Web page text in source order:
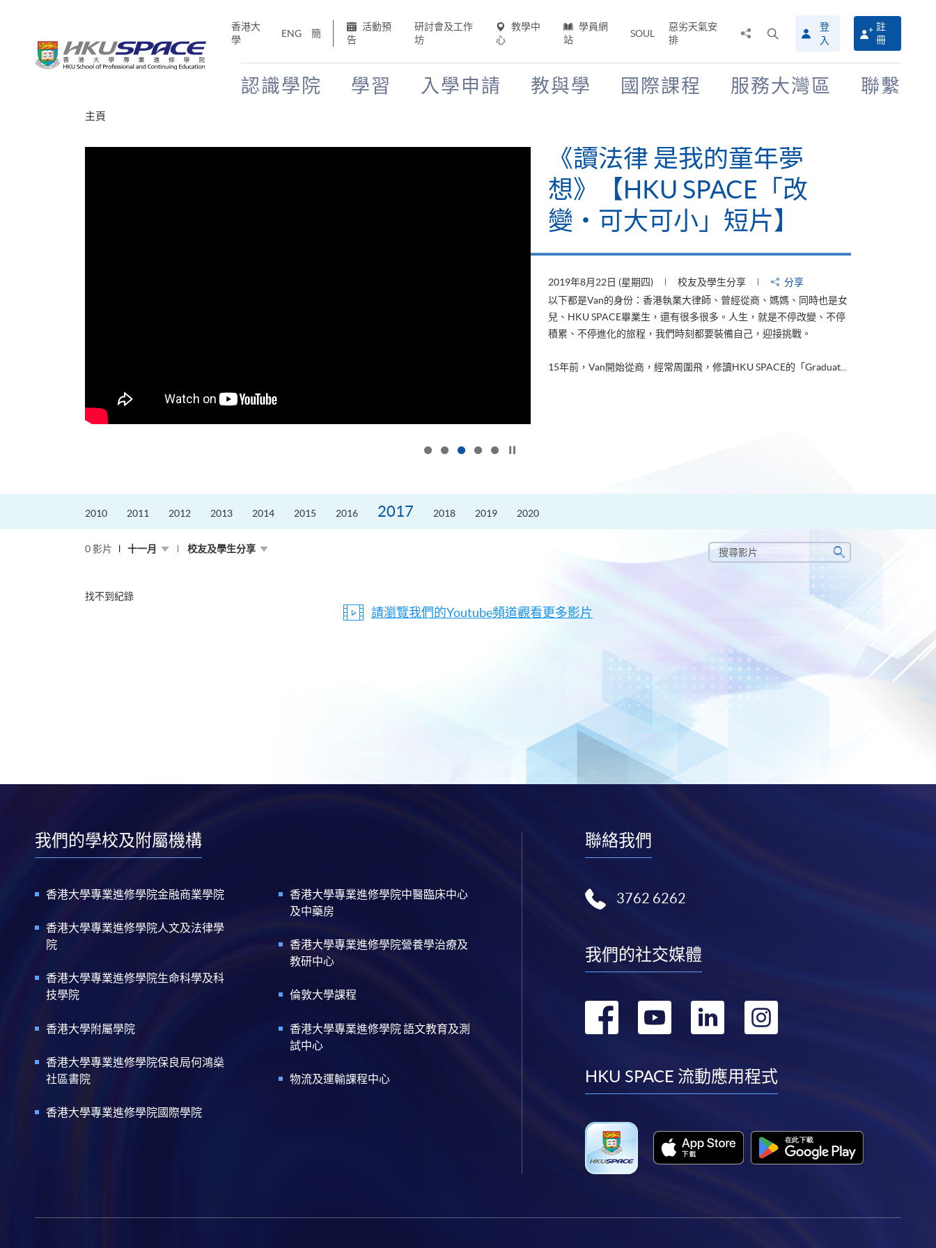
香港大
學
ENG 簡
活動預
告
研討會及工作
坊
教學中
心
學員網
站
SOUL
惡劣天氣安
排
搜
尋
介
登
入
註
冊
認識學院 學習 入學申請 教與學 國際課程 服務大灣區 聯繫
主頁
《讀法律 是我的童年夢
想》【HKU SPACE「改
變‧可大可小」短片】
2019年8月22日 (星期四) 校友及學生分享
分享
以下都是Van的身份：香港執業大律師、曾經從商、媽媽、同時也是女
兒、HKU SPACE畢業生，還有很多很多。人生，就是不停改變、不停
積累、不停進化的旅程，我們時刻都要裝備自己，迎接挑戰。
15年前，Van開始從商，經常周圍飛，修讀HKU SPACE的「Graduat...
2010 2011 2012 2013 2014 2015 2016 2017 2018 2019 2020
0 影片 十一月 校友及學生分享
搜
尋
搜
尋
找不到紀錄
請瀏覽我們的Youtube頻道觀看更多影片
我們的學校及附屬機構
香港大學專業進修學院金融商業學院
香港大學專業進修學院人文及法律學
院
香港大學專業進修學院生命科學及科
技學院
香港大學附屬學院
香港大學專業進修學院保良局何鴻燊
社區書院
香港大學專業進修學院國際學院
香港大學專業進修學院中醫臨床中心
及中藥房
香港大學專業進修學院營養學治療及
教研中心
倫敦大學課程
香港大學專業進修學院 語文教育及測
試中心
物流及運輸課程中心
聯絡我們
3762 6262
我們的社交媒體
轉
facebook
轉
youtube
轉
linkedin
轉
instagram
HKU SPACE 流動應用程式